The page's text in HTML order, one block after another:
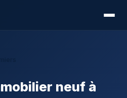
neuf à